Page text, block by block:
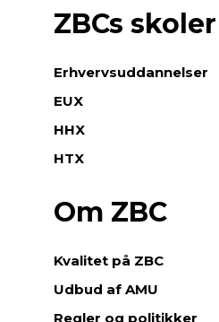
ZBCs skoler
Erhvervsuddannelser
EUX
HHX
HTX
Om ZBC
Kvalitet på ZBC
Udbud af AMU
Regler og politikker